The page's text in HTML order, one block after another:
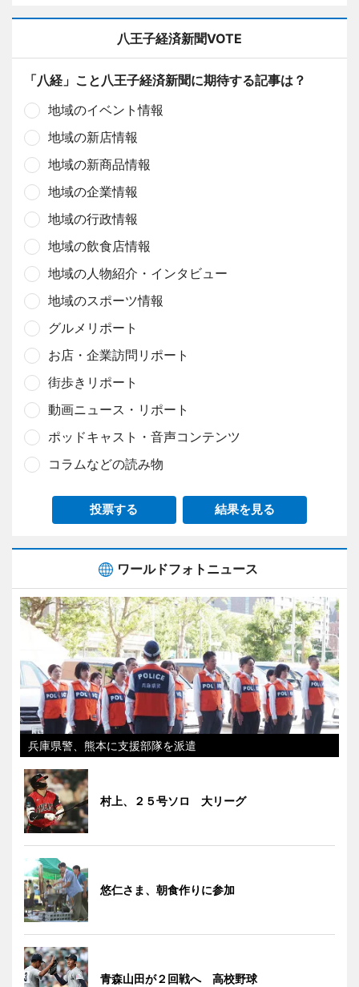
八王子経済新聞VOTE
「八経」こと八王子経済新聞に期待する記事は？
地域のイベント情報
地域の新店情報
地域の新商品情報
地域の企業情報
地域の行政情報
地域の飲食店情報
地域の人物紹介・インタビュー
地域のスポーツ情報
グルメリポート
お店・企業訪問リポート
街歩きリポート
動画ニュース・リポート
ポッドキャスト・音声コンテンツ
コラムなどの読み物
投票する 結果を見る
ワールドフォトニュース
兵庫県警、熊本に支援部隊を派遣
村上、２５号ソロ 大リーグ
悠仁さま、朝食作りに参加
青森山田が２回戦へ 高校野球